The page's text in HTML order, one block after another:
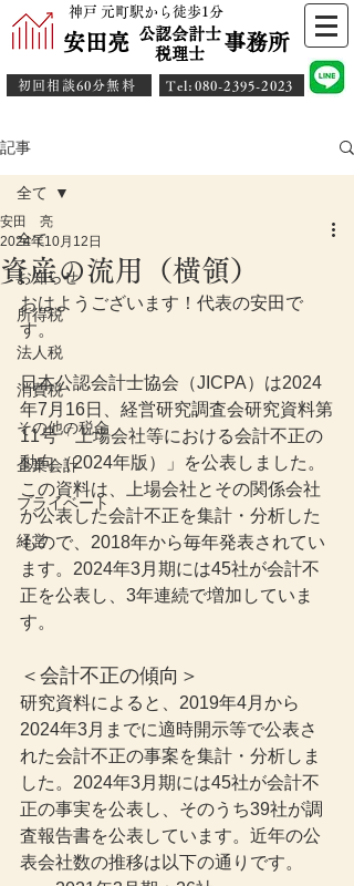
神戸 元町駅から徒歩1分
安田亮 事務所
公認会計士
​税理士
初回相談60分無料 ​Tel:080-2395-2023
記事
全て
お知らせ
所得税
法人税
消費税
その他の税金
企業会計
プライベート
経営
全て
資産の流用（横領）
安田 亮
2024年10月12日
おはようございます！代表の安田で
す。
日本公認会計士協会（JICPA）は2024
年7月16日、経営研究調査会研究資料第
11号「上場会社等における会計不正の
動向（2024年版）」を公表しました。
この資料は、上場会社とその関係会社
が公表した会計不正を集計・分析した
もので、2018年から毎年発表されてい
ます。2024年3月期には45社が会計不
正を公表し、3年連続で増加していま
す。
＜会計不正の傾向＞
研究資料によると、2019年4月から
2024年3月までに適時開示等で公表さ
れた会計不正の事案を集計・分析しま
した。2024年3月期には45社が会計不
正の事実を公表し、そのうち39社が調
査報告書を公表しています。近年の公
表会社数の推移は以下の通りです。